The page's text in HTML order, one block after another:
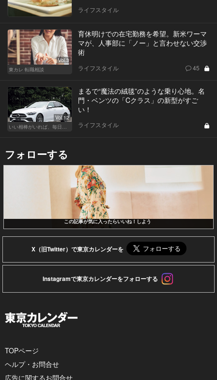
ライフスタイル
Vol.3
東カレ 転職相談
育休明けでの在宅勤務を希望。新米ワーマ
マが、人事部に「ノー」と言わせない交渉
術
ライフスタイル 45
Vol.12
まるで“魔法の絨毯”のような乗り心地。名
門・ベンツの「Cクラス」の新型がすご
い！
ライフスタイル
フォローする
この記事が気に入ったらいいね！しよう
X（旧Twitter）で東京カレンダーを
Instagramで東京カレンダーをフォローする
TOPページ
ヘルプ・お問合せ
広告に関するお問合せ